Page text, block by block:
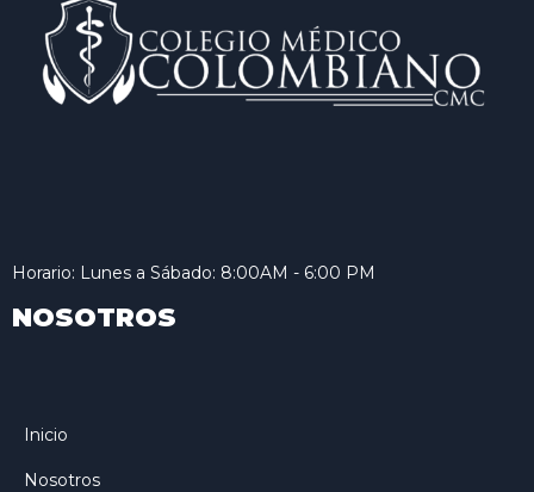
Horario: Lunes a Sábado: 8:00AM - 6:00 PM
NOSOTROS
Inicio
Nosotros